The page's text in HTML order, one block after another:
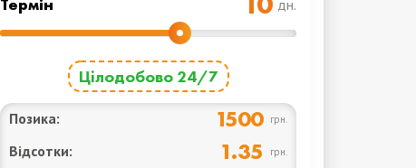
дн.
Цілодобово 24/7
Позика: 1500 грн.
Відсотки: 1.35 грн.